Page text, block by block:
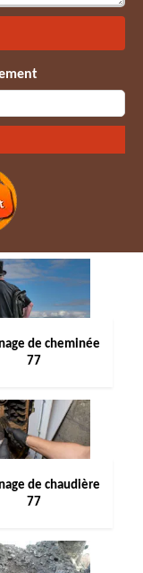
de cheminée
77
de chaudière
77